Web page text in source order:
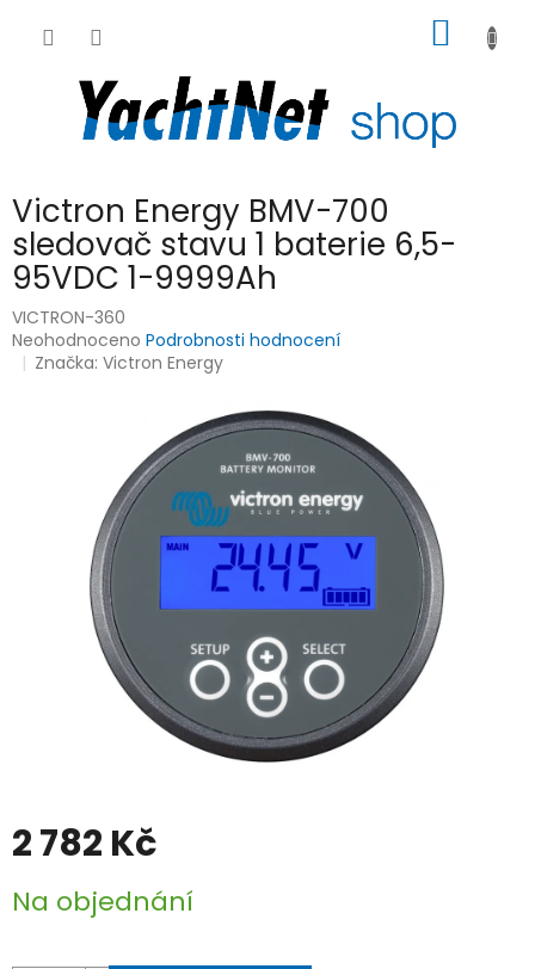
KOŠÍK
Victron Energy BMV-700
sledovač stavu 1 baterie 6,5-
95VDC 1-9999Ah
VICTRON-360
Průměrné
hodnocení
Neohodnoceno Podrobnosti hodnocení
Značka:Victron Energy
2 782 Kč
cena:
Na objednání